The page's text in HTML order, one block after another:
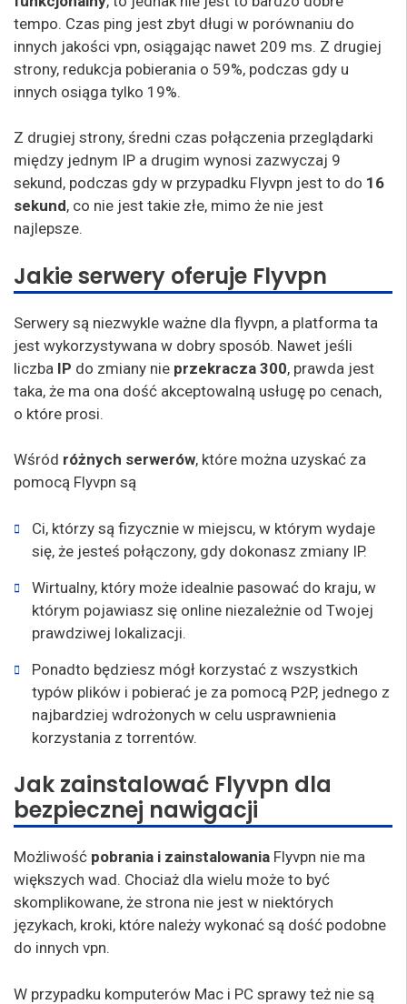
tempo. Czas ping jest zbyt długi w porównaniu do
innych jakości vpn, osiągając nawet 209 ms. Z drugiej
strony, redukcja pobierania o 59%, podczas gdy u
innych osiąga tylko 19%.
Z drugiej strony, średni czas połączenia przeglądarki
między jednym IP a drugim wynosi zazwyczaj 9
sekund, podczas gdy w przypadku Flyvpn jest to do 16
sekund, co nie jest takie złe, mimo że nie jest
najlepsze.
Jakie serwery oferuje Flyvpn
Serwery są niezwykle ważne dla flyvpn, a platforma ta
jest wykorzystywana w dobry sposób. Nawet jeśli
liczba IP do zmiany nie przekracza 300, prawda jest
taka, że ma ona dość akceptowalną usługę po cenach,
o które prosi.
Wśród różnych serwerów, które można uzyskać za
pomocą Flyvpn są
Ci, którzy są fizycznie w miejscu, w którym wydaje
się, że jesteś połączony, gdy dokonasz zmiany IP.
Wirtualny, który może idealnie pasować do kraju, w
którym pojawiasz się online niezależnie od Twojej
prawdziwej lokalizacji.
Ponadto będziesz mógł korzystać z wszystkich
typów plików i pobierać je za pomocą P2P, jednego z
najbardziej wdrożonych w celu usprawnienia
korzystania z torrentów.
Jak zainstalować Flyvpn dla
bezpiecznej nawigacji
Możliwość pobrania i zainstalowania Flyvpn nie ma
większych wad. Chociaż dla wielu może to być
skomplikowane, że strona nie jest w niektórych
językach, kroki, które należy wykonać są dość podobne
do innych vpn.
W przypadku komputerów Mac i PC sprawy też nie są